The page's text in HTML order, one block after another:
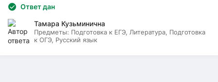
Ответ дан
Тамара Кузьминична
Предметы: Подготовка к ЕГЭ, Литература, Подготовка
к ОГЭ, Русский язык